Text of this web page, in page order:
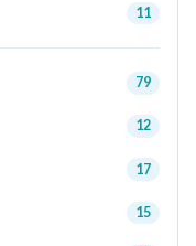
11
79
12
17
15